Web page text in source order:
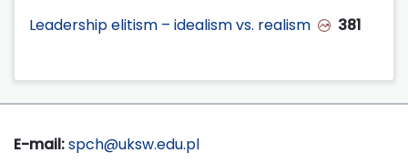
Leadership elitism – idealism vs. realism
381
E-mail:spch@uksw.edu.pl